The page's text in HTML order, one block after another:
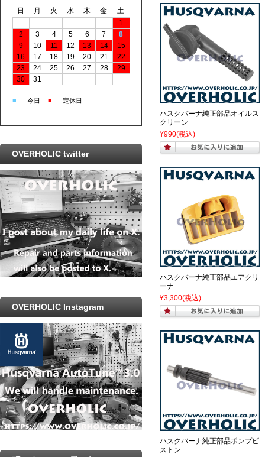
ハスクバーナ純正部品オイルス
クリーン
¥990(税込)
ハスクバーナ純正部品エアクリ
ーナ
¥3,300(税込)
ハスクバーナ純正部品ポンプピ
ストン
日 月 火 水 木 金
土
1
2
3 4 5 6 7
8
9
10 11 12 13 14
15
16
17 18 19 20 21
22
23
24 25 26 27 28
29
30
31
■ 今日 ■ 定休日
OVERHOLIC twitter
OVERHOLIC Instagram